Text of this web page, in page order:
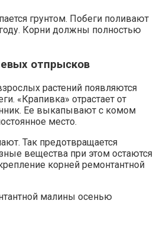
грунтом. Побеги поливают
Корни должны полностью
отпрысков
растений появляются
«Крапивка» отрастает от
Ее выкапывают с комом
место.
Так предотвращается
вещества при этом остаются
корней ремонтантной